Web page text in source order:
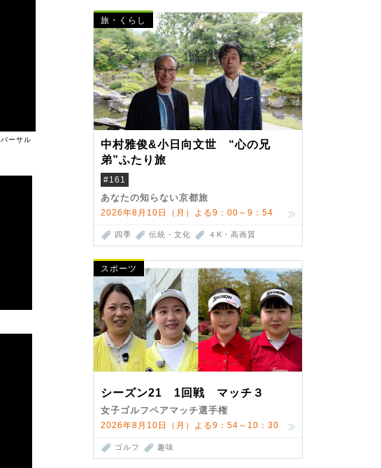
旅・くらし
中村雅俊&小日向文世 “心の兄
弟”ふたり旅
#161
あなたの知らない京都旅
2026年8月10日（月）よる9：00～9：54
四季 伝統・文化 ４K・高画質
スポーツ
シーズン21 1回戦 マッチ３
女子ゴルフペアマッチ選手権
2026年8月10日（月）よる9：54～10：30
ゴルフ 趣味
ーサル